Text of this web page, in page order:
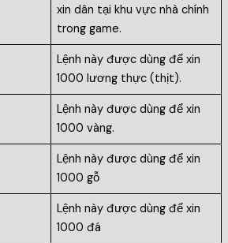
xin dân tại khu vực nhà chính
trong game.
Lệnh này được dùng để xin
1000 lương thực (thịt).
Lệnh này được dùng để xin
1000 vàng.
Lệnh này được dùng để xin
1000 gỗ
Lệnh này được dùng để xin
1000 đá